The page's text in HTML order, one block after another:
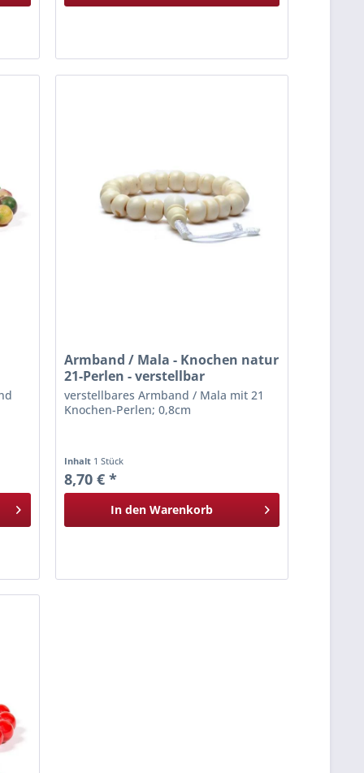
Armband / Mala - Knochen natur
21-Perlen - verstellbar
verstellbares Armband / Mala mit 21
Knochen-Perlen; 0,8cm
Inhalt 1 Stück
8,70 € *
In den Warenkorb